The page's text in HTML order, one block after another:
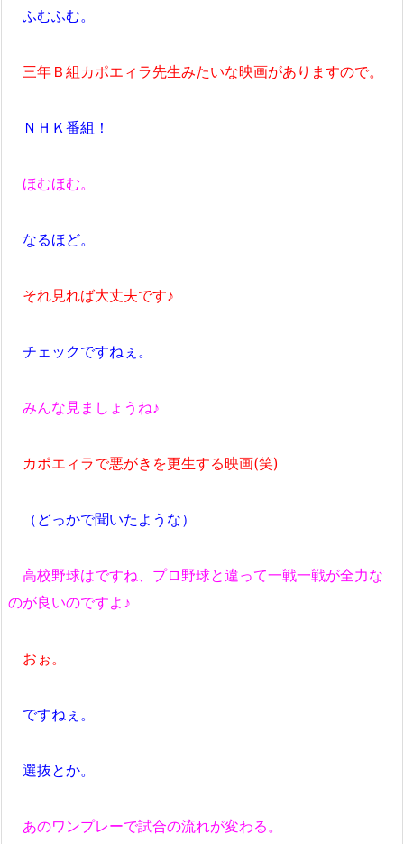
ふむふむ。
三年Ｂ組カポエィラ先生みたいな映画がありますので。
ＮＨＫ番組！
ほむほむ。
なるほど。
それ見れば大丈夫です♪
チェックですねぇ。
みんな見ましょうね♪
カポエィラで悪がきを更生する映画(笑)
（どっかで聞いたような）
高校野球はですね、プロ野球と違って一戦一戦が全力な
のが良いのですよ♪
おぉ。
ですねぇ。
選抜とか。
あのワンプレーで試合の流れが変わる。